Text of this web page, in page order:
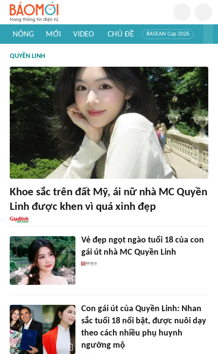
NÓNG MỚI VIDEO CHỦ ĐỀ #ASEAN Cup 2026
#Khám phá thế giới
QUYỀN LINH
Khoe sắc trên đất Mỹ, ái nữ nhà MC Quyền
Linh được khen vì quá xinh đẹp
Vẻ đẹp ngọt ngào tuổi 18 của con
gái út nhà MC Quyền Linh
Con gái út của Quyền Linh: Nhan
sắc tuổi 18 nổi bật, được nuôi dạy
theo cách nhiều phụ huynh
ngưỡng mộ